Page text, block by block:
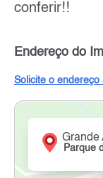
conferir!!
Endereço do
Solicite o endereço
Grande
Parque